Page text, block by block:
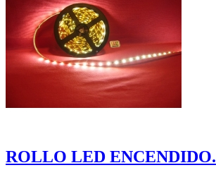
ROLLO LED ENCENDIDO.